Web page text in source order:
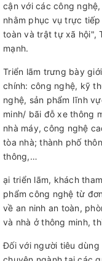
cận với các công
nhằm phục vụ trực
toàn và trật tự xã hội",
mạnh.
Triển lãm trưng bày
chính: công nghệ, kỹ
nghệ, sản phẩm lĩnh
minh/ bãi đỗ xe thông
nhà máy, công nghệ
tòa nhà; thành phố
thông,…
ại triển lãm, khách
phẩm công nghệ từ
về an ninh an toàn,
và nhà ở thông minh,
Đối với người tiêu dùng